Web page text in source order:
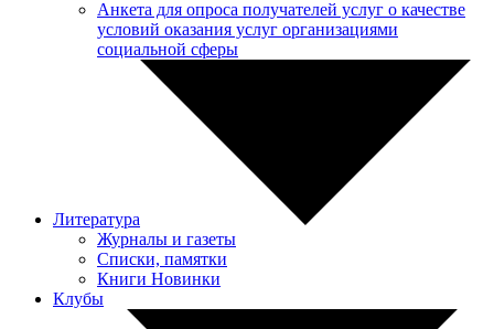
Анкета для опроса получателей услуг о качестве
условий оказания услуг организациями
социальной сферы
Литература
Журналы и газеты
Списки, памятки
Книги Новинки
Клубы